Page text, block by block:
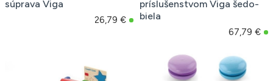
súprava Viga
26,79 €
príslušenstvom Viga šedo-
biela
67,79 €